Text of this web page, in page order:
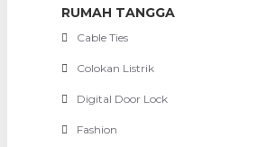
RUMAH TANGGA
Cable Ties
Colokan Listrik
Digital Door Lock
Fashion